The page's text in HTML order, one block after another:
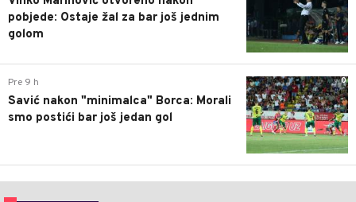
pobjede: Ostaje žal za bar još jednim
golom
0
Pre 9 h
Savić nakon "minimalca" Borca: Morali
smo postići bar još jedan gol